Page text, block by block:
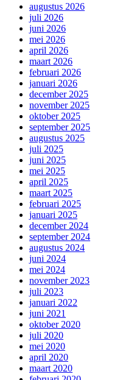
augustus 2026
juli 2026
juni 2026
mei 2026
april 2026
maart 2026
februari 2026
januari 2026
december 2025
november 2025
oktober 2025
september 2025
augustus 2025
juli 2025
juni 2025
mei 2025
april 2025
maart 2025
februari 2025
januari 2025
december 2024
september 2024
augustus 2024
juni 2024
mei 2024
november 2023
juli 2023
januari 2022
juni 2021
oktober 2020
juli 2020
mei 2020
april 2020
maart 2020